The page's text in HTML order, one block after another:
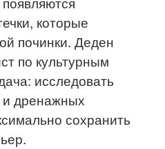
которые
починки. Деден
по культурным
исследовать
и дренажных
сохранить